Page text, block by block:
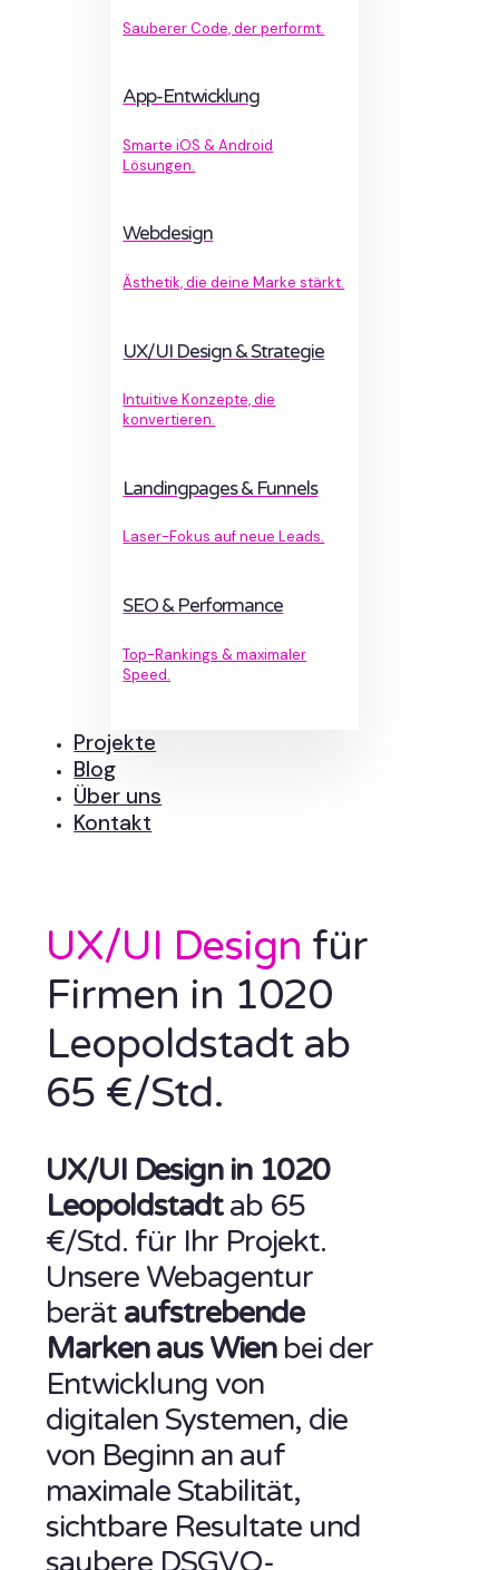
Sauberer Code, der performt.
App-Entwicklung
Smarte iOS & Android
Lösungen.
Webdesign
Ästhetik, die deine Marke stärkt.
UX/UI Design & Strategie
Intuitive Konzepte, die
konvertieren.
Landingpages & Funnels
Laser-Fokus auf neue Leads.
SEO & Performance
Top-Rankings & maximaler
Speed.
Projekte
Blog
Über uns
Kontakt
UX/UI Design für
Firmen in 1020
Leopoldstadt ab
65 €/Std.
UX/UI Design in 1020
Leopoldstadtab 65
€/Std. für Ihr Projekt.
Unsere Webagentur
berät aufstrebende
Marken aus Wienbei der
Entwicklung von
digitalen Systemen, die
von Beginn an auf
maximale Stabilität,
sichtbare Resultate und